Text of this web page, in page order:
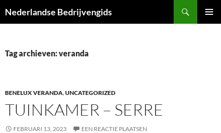
naar
Nederlandse Bedrijvengids
Tag archieven: veranda
BENELUX VERANDA,UNCATEGORIZED
TUINKAMER – SERRE
FEBRUARI 13, 2023 EEN REACTIE PLAATSEN